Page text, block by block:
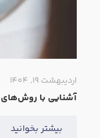
اردیبهشت ۱۹, ۱۴۰۴
آشنایی با
بیشتر بخوانید